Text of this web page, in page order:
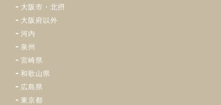
大阪市・北摂
大阪府以外
河内
泉州
宮崎県
和歌山県
広島県
東京都